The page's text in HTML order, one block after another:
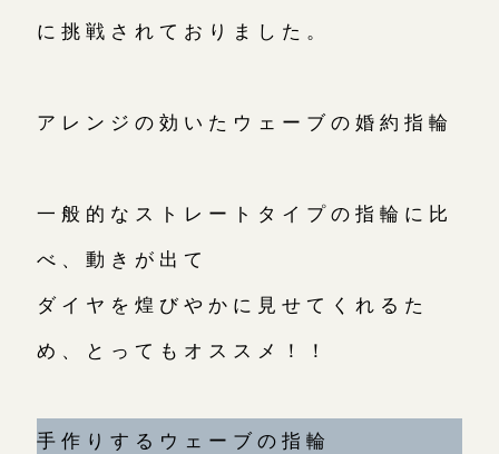
に挑戦されておりました。
アレンジの効いたウェーブの婚約指輪
一般的なストレートタイプの指輪に比
べ、動きが出て
ダイヤを煌びやかに見せてくれるた
め、とってもオススメ！！
手作りするウェーブの指輪